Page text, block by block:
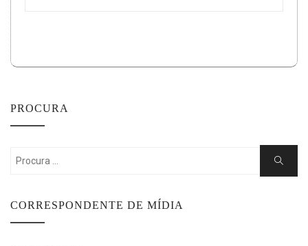
PROCURA
Search
Search
CORRESPONDENTE DE MÍDIA